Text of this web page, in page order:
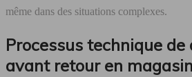
même dans des situations complexes.
Processus technique
avant retour en magasin